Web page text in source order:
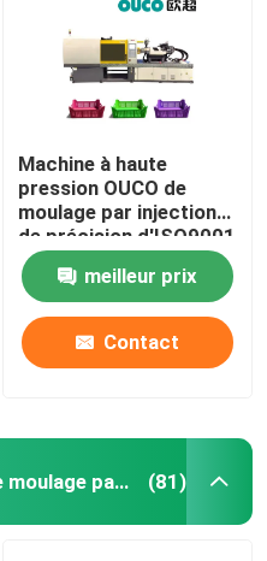
Machine à haute
pression OUCO de
moulage par injection
de précision d'ISO9001
1900T pour le seau
meilleur prix
Contact
Machines en plastique de moulage par injection (81)